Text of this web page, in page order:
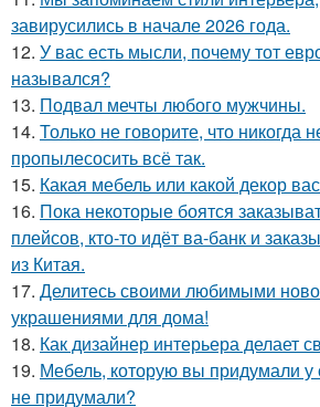
завирусились в начале 2026 года.
12. У вас есть мысли, почему тот
назывался?
13. Подвал мечты любого мужчины.
14. Только не говорите, что никогда
пропылесосить всё так.
15. Какая мебель или какой декор
16. Пока некоторые боятся
плейсов, кто-то идёт ва-банк и
из Китая.
17. Делитесь своими любимыми
украшениями для дома!
18. Как дизайнер интерьера делает
19. Мебель, которую вы придумали у
не придумали?